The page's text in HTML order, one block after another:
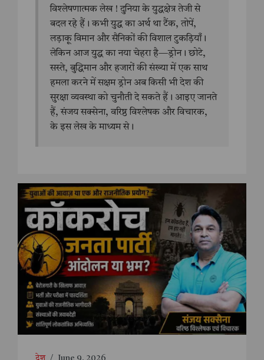
विश्लेषणात्मक लेख ! दुनिया के युद्धक्षेत्र तेजी से
बदल रहे हैं। कभी युद्ध का अर्थ था टैंक, तोपें,
लड़ाकू विमान और सैनिकों की विशाल टुकड़ियाँ।
लेकिन आज युद्ध का नया चेहरा है—ड्रोन। छोटे,
सस्ते, बुद्धिमान और हजारों की संख्या में एक साथ
हमला करने में सक्षम ड्रोन अब किसी भी देश की
सुरक्षा व्यवस्था को चुनौती दे सकते हैं। आइए जानते
हैं, संजय सक्सेना, वरिष्ठ विश्लेषक और विचारक,
के इस लेख के माध्यम से।
देश / June 9, 2026